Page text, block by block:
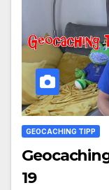
GEOCACHING TIPP
19